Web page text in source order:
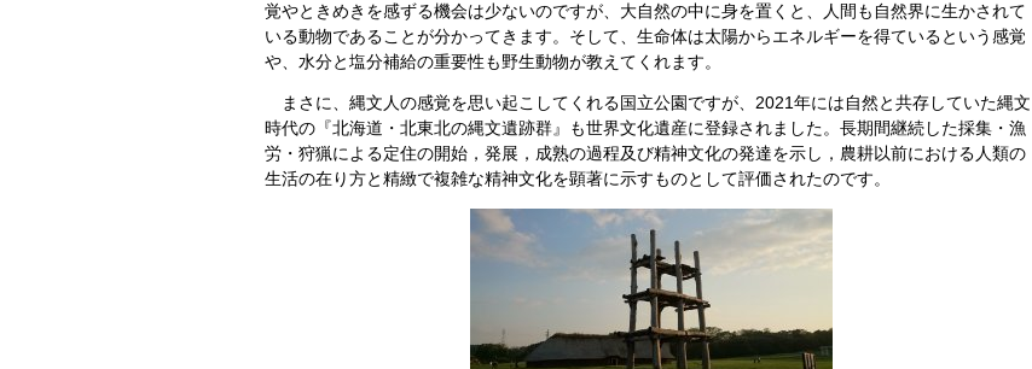
覚やときめきを感ずる機会は少ないのですが、大自然の中に身を置くと、人間も自然界に生かされて
いる動物であることが分かってきます。そして、生命体は太陽からエネルギーを得ているという感覚
や、水分と塩分補給の重要性も野生動物が教えてくれます。
まさに、縄文人の感覚を思い起こしてくれる国立公園ですが、2021年には自然と共存していた縄文
時代の『北海道・北東北の縄文遺跡群』も世界文化遺産に登録されました。長期間継続した採集・漁
労・狩猟による定住の開始，発展，成熟の過程及び精神文化の発達を示し，農耕以前における人類の
生活の在り方と精緻で複雑な精神文化を顕著に示すものとして評価されたのです。